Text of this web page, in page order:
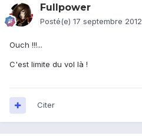
Fullpower
Posté(e) 17 septembre 2012
Ouch !!!...
C'est limite du vol là !
Citer